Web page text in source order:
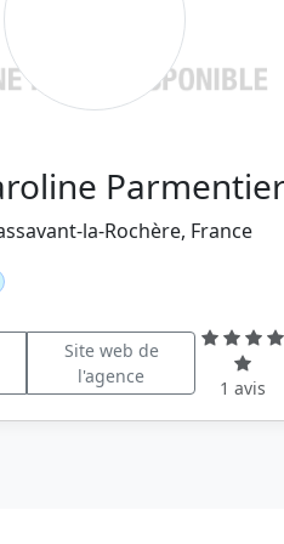
la-Rochère, France
Site web de
l'agence
1 avis